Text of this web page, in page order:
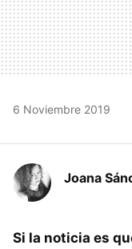
6 Noviembre 2019
Joana
Si la noticia es